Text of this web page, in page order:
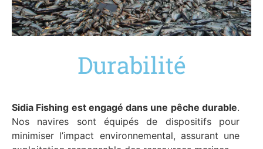
Durabilité
Sidia Fishing est engagé dans une pêche durable.
Nos navires sont équipés de dispositifs pour
minimiser l’impact environnemental, assurant une